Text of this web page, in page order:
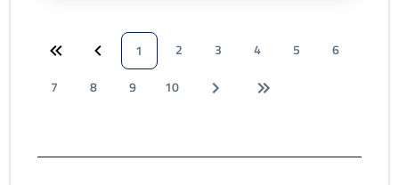
1 2 3 4 5
6
7
8 9 10